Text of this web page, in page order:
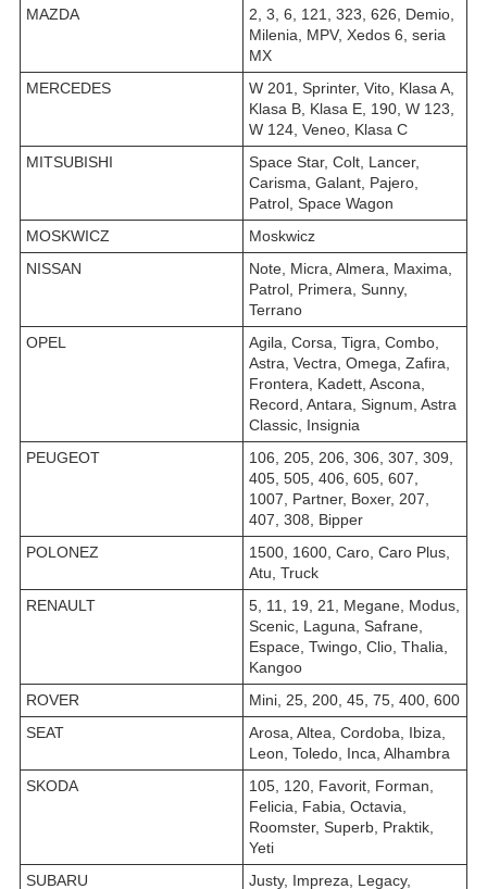
MAZDA
2, 3, 6, 121, 323, 626, Demio,
Milenia, MPV, Xedos 6, seria
MX
MERCEDES
W 201, Sprinter, Vito, Klasa A,
Klasa B, Klasa E, 190, W 123,
W 124, Veneo, Klasa C
MITSUBISHI
Space Star, Colt, Lancer,
Carisma, Galant, Pajero,
Patrol, Space Wagon
MOSKWICZ
Moskwicz
NISSAN
Note, Micra, Almera, Maxima,
Patrol, Primera, Sunny,
Terrano
OPEL
Agila, Corsa, Tigra, Combo,
Astra, Vectra, Omega, Zafira,
Frontera, Kadett, Ascona,
Record, Antara, Signum, Astra
Classic, Insignia
PEUGEOT
106, 205, 206, 306, 307, 309,
405, 505, 406, 605, 607,
1007, Partner, Boxer, 207,
407, 308, Bipper
POLONEZ
1500, 1600, Caro, Caro Plus,
Atu, Truck
RENAULT
5, 11, 19, 21, Megane, Modus,
Scenic, Laguna, Safrane,
Espace, Twingo, Clio, Thalia,
Kangoo
ROVER
Mini, 25, 200, 45, 75, 400, 600
SEAT
Arosa, Altea, Cordoba, Ibiza,
Leon, Toledo, Inca, Alhambra
SKODA
105, 120, Favorit, Forman,
Felicia, Fabia, Octavia,
Roomster, Superb, Praktik,
Yeti
SUBARU
Justy, Impreza, Legacy,